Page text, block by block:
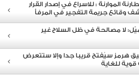
الموارنة : للاسراع في إصدار القرار
وقائع جريمة التفجير في المرفأ
لا مصالحة في ظل السلاح غير
هرمز سيُفتح قريبا جدا وإلا ستتعرض
قوية للغاية